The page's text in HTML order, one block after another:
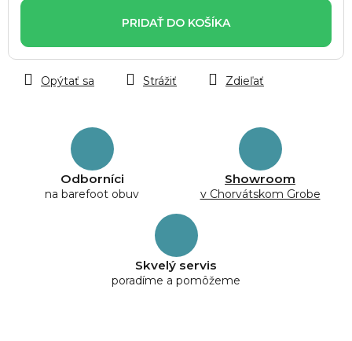
cena:
PRIDAŤ DO KOŠÍKA
Odborníci
na barefoot obuv
Showroom
v Chorvátskom Grobe
Skvelý servis
poradíme a pomôžeme
Opýtať sa Strážiť Zdieľať